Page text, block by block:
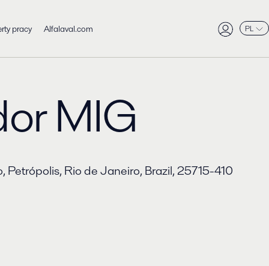
pracy Alfalaval.com PL
MIG
Petrópolis, Rio de Janeiro, Brazil, 25715-410